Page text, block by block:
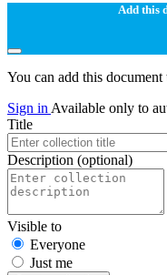
Add this
You can add this
Sign in Available only to
Title
Description (optional)
Visible to
Everyone
Just me